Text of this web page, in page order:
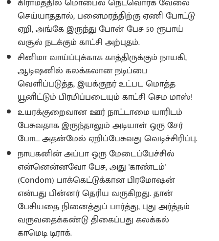
செய்யாததால், பனைமரத்திற்கு ஏணி போட்டு
ஏறி, அங்கே இருந்து போன் பேச 50 ரூபாய்
வசூல் நடக்கும் காட்சி அற்புதம்.
சினிமா வாய்ப்புக்காக காத்திருக்கும் நாயகி,
ஆடிஷனில் கலக்கலான நடிப்பை
வெளிப்படுத்த, இயக்குநர் உட்பட மொத்த
யூனிட்டும் பிரமிப்படையும் காட்சி செம மாஸ்!
உயரக்குறைவான ஊர் நாட்டாமை யாரிடம்
பேசுவதாக இருந்தாலும் அடியாள் ஒரு சேர்
போட அதன்மேல் ஏறிப்பேசுவது வெடிச்சிரிப்பு.
நாயகனின் அப்பா ஒரு மேடைப்பேச்சில்
என்னென்னவோ பேச, அது 'காண்டம்'
(Condom) பாக்கெட்டுக்கான பிரமோஷன்
என்பது பின்னர் தெரிய வருகிறது. தான்
பேசியதை நினைத்துப் பார்த்து, புது அர்த்தம்
வருவதைக்கண்டு திகைப்பது கலக்கல்
காமெடி டிராக்.